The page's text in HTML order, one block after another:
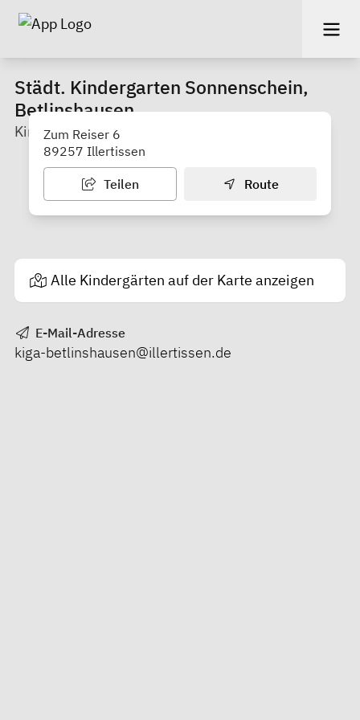
Städt. Kindergarten Sonnenschein,
Betlinshausen
Kindergarten
Zum Reiser 6
89257 Illertissen
Teilen Route
Alle Kindergärten auf der Karte anzeigen
E-Mail-Adresse
kiga-betlinshausen@illertissen.de